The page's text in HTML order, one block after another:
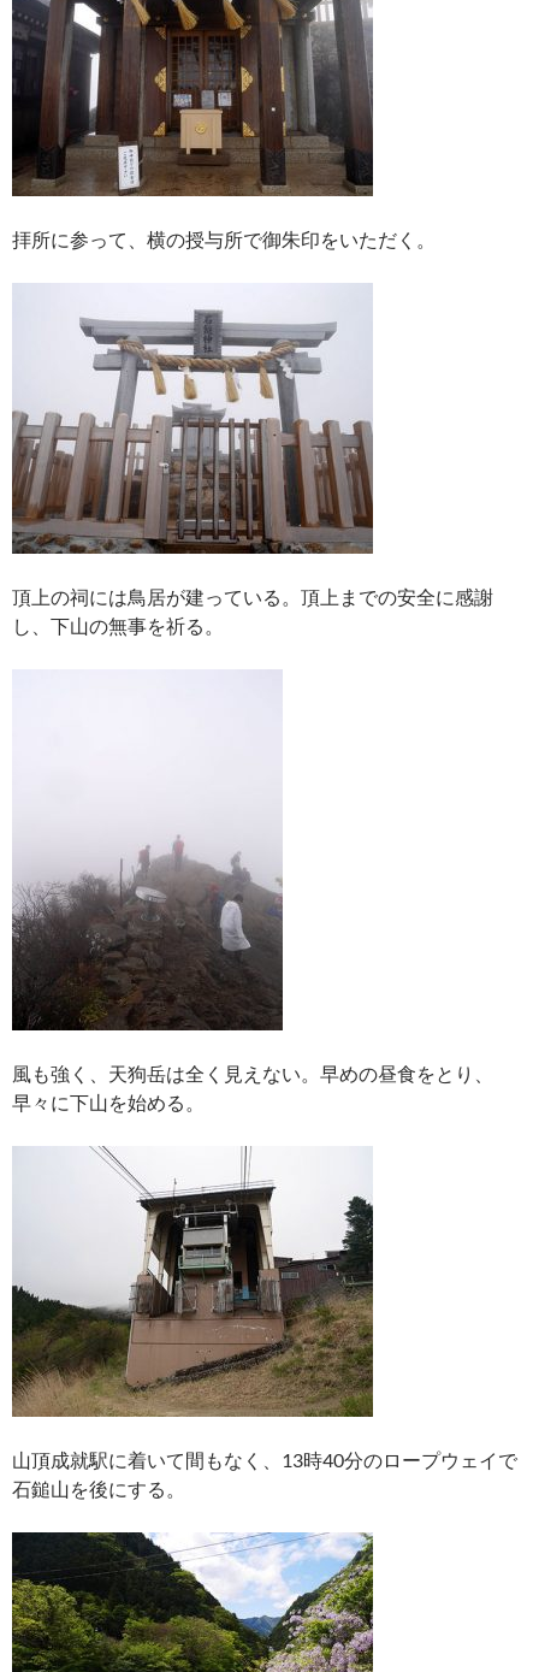
拝所に参って、横の授与所で御朱印をいただく。
頂上の祠には鳥居が建っている。頂上までの安全に感謝
し、下山の無事を祈る。
風も強く、天狗岳は全く見えない。早めの昼食をとり、
早々に下山を始める。
山頂成就駅に着いて間もなく、13時40分のロープウェイで
石鎚山を後にする。